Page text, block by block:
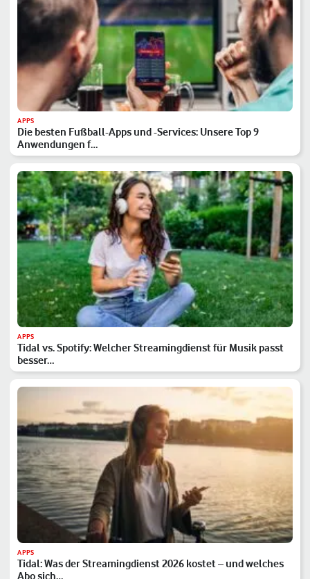
APPS
Die besten Fußball-Apps und -Services: Unsere Top 9
Anwendungen f…
APPS
Tidal vs. Spotify: Welcher Streamingdienst für Musik passt
besser…
APPS
Tidal: Was der Streamingdienst 2026 kostet – und welches
Abo sich…